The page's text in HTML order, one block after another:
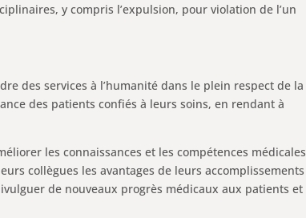
y compris l’expulsion, pour violation de l’un
des services à l’humanité dans le plein respect de la
des patients confiés à leurs soins, en rendant à
les connaissances et les compétences médicales
collègues les avantages de leurs accomplissements
de nouveaux progrès médicaux aux patients et